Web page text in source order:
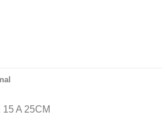
A 25CM